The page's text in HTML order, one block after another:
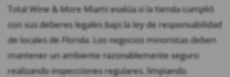
Total Wine & More Miami evalúa si la tienda cumplió
con sus deberes legales bajo la ley de responsabilidad
de locales de Florida. Los negocios minoristas deben
mantener un ambiente razonablemente seguro
realizando inspecciones regulares, limpiando